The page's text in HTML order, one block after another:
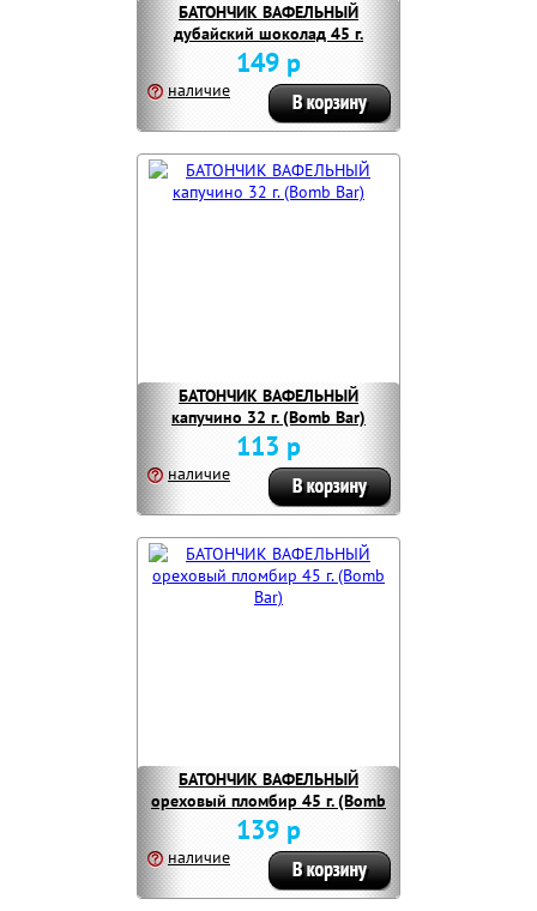
БАТОНЧИК ВАФЕЛЬНЫЙ
дубайский шоколад 45 г.
(Bomb Bar)
149 р
наличие
БАТОНЧИК ВАФЕЛЬНЫЙ
капучино 32 г. (Bomb Bar)
113 р
наличие
БАТОНЧИК ВАФЕЛЬНЫЙ
ореховый пломбир 45 г. (Bomb
Bar)
139 р
наличие